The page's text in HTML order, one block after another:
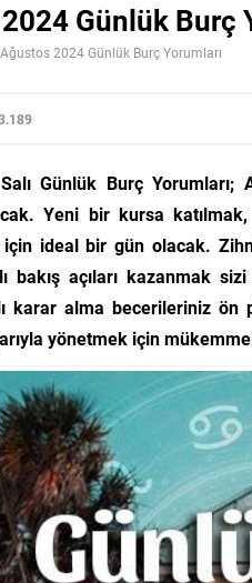
Günlük Burç
2024 Günlük Burç Yorumları
Günlük Burç
Yeni bir kursa
için ideal bir gün olacak.
bakış açıları kazanmak
karar alma becerileriniz
yönetmek için